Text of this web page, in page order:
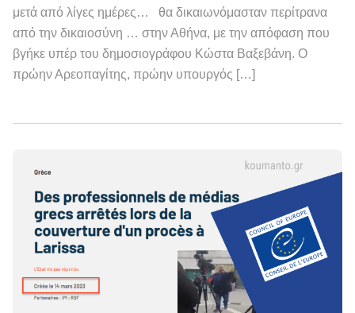
μετά από λίγες ημέρες… θα δικαιωνόμασταν περίτρανα
από την δικαιοσύνη … στην Αθήνα, με την απόφαση που
βγήκε υπέρ του δημοσιογράφου Κώστα Βαξεβάνη. Ο
πρώην Αρεοπαγίτης, πρώην υπουργός […]